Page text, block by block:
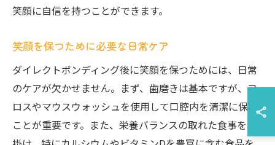
笑顔に自信を持つことができます。
笑顔を保つために必要な日常ケア
ダイレクトボンディング後に笑顔を保つためには、日常
のケアが欠かせません。まず、歯磨きは基本ですが、フ
ロスやマウスウォッシュを使用して口腔内を清潔に保つ
ことが重要です。また、栄養バランスの取れた食事を心